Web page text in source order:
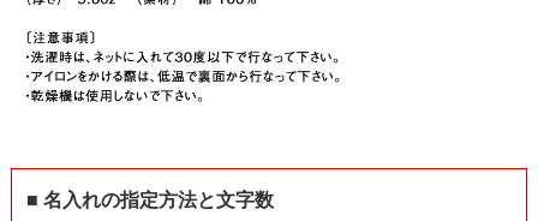
■ 名入れの指定方法と文字数